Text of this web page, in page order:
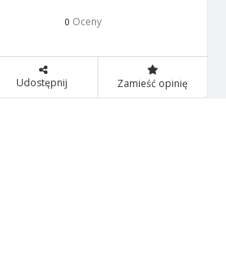
0 Oceny
Udostępnij Zamieść opinię